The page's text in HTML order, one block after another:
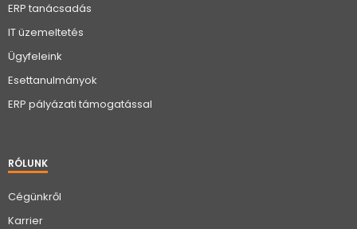
ERP tanácsadás
IT üzemeltetés
Ügyfeleink
Esettanulmányok
ERP pályázati támogatással
RÓLUNK
Cégünkről
Karrier